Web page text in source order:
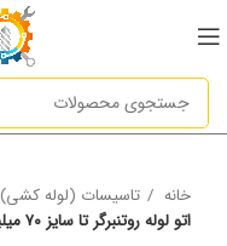
خانه تاسیسات (لوله کشی)
اتو لوله روتنبرگر تا سایز ۷۰ میلیمتر P75 مدل ترموستاتیک ۱۰۹۹۸۱۸